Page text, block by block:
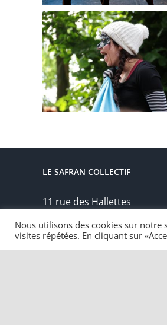
LE SAFRAN COLLECTIF
11 rue des Hallettes
Téléphone: 02 35 15 02 10
Mobile: 07 49 70 92 40
Nous utilisons des cookies sur
visites répétées. En cliquant sur